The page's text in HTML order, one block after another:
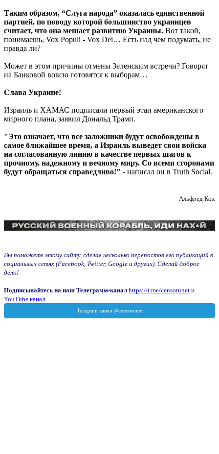
Таким образом, “Слуга народа” оказалась единственной
партией, по поводу которой большинство украинцев
считает, что она мешает развитию Украины. Вот такой,
понимаешь, Vox Populi - Vox Dei… Есть над чем подумать, не
правда ли?
Может в этом причины отмены Зеленским встречи? Говорят
на Банковой вовсю готовятся к выборам…
Слава Украине!
Израиль и ХАМАС подписали первый этап американского
мирного плана, заявил Дональд Трамп.
"Это означает, что все заложники будут освобождены в
самое ближайшее время, а Израиль выведет свои войска
на согласованную линию в качестве первых шагов к
прочному, надежному и вечному миру. Со всеми сторонами
будут обращаться справедливо!" - написал он в Truth Social.
Альфред Кох
Вы поможете этому сайту, сделав несколько перепостов его публикаций в
социальных сетях (Facebook, Twitter, Google и других). Сделай доброе
дело!
Подписывайтесь на наш Телеграмм-канал https://t.me/censorunet и
YouTube канал